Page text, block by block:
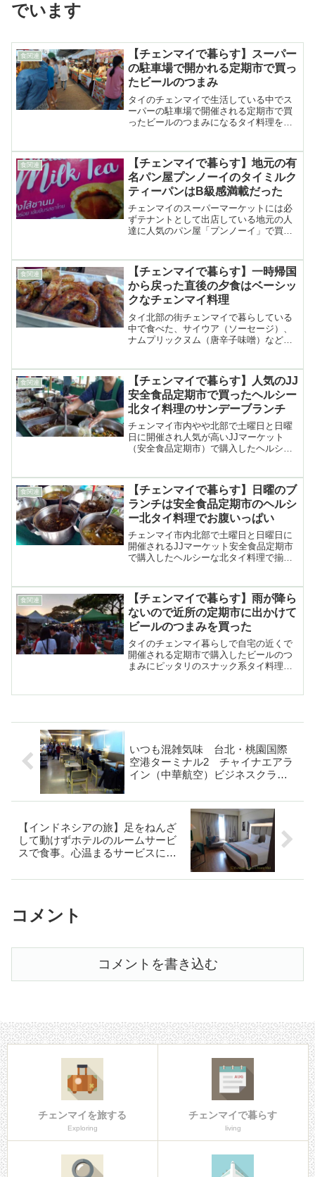
でいます
食関連
【チェンマイで暮らす】スーパー
の駐車場で開かれる定期市で買っ
たビールのつまみ
タイのチェンマイで生活している中でス
ーパーの駐車場で開催される定期市で買
ったビールのつまみになるタイ料理を紹
食関連
【チェンマイで暮らす】地元の有
名パン屋プンノーイのタイミルク
ティーパンはB級感満載だった
チェンマイのスーパーマーケットには必
ずテナントとして出店している地元の人
達に人気のパン屋「プンノーイ」で買っ
食関連
【チェンマイで暮らす】一時帰国
から戻った直後の夕食はベーシッ
クなチェンマイ料理
タイ北部の街チェンマイで暮らしている
中で食べた、サイウア（ソーセージ）、
ナムプリックヌム（唐辛子味噌）などチ
食関連
【チェンマイで暮らす】人気のJJ
安全食品定期市で買ったヘルシー
北タイ料理のサンデーブランチ
チェンマイ市内やや北部で土曜日と日曜
日に開催され人気が高いJJマーケット
（安全食品定期市）で購入したヘルシー
食関連
【チェンマイで暮らす】日曜のブ
ランチは安全食品定期市のヘルシ
ー北タイ料理でお腹いっぱい
チェンマイ市内北部で土曜日と日曜日に
開催されるJJマーケット安全食品定期市
で購入したヘルシーな北タイ料理で揃え
食関連
【チェンマイで暮らす】雨が降ら
ないので近所の定期市に出かけて
ビールのつまみを買った
タイのチェンマイ暮らしで自宅の近くで
開催される定期市で購入したビールのつ
まみにピッタリのスナック系タイ料理の
いつも混雑気味 台北・桃園国際
空港ターミナル2 チャイナエアラ
イン（中華航空）ビジネスクラス
【インドネシアの旅】足をねんざ
して動けずホテルのルームサービ
スで食事。心温まるサービスにケ
コメント
コメントを書き込む
チェンマイを旅する
Exploring
チェンマイで暮らす
living